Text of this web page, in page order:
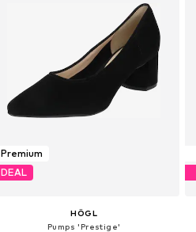
Premium
DEAL
HÖGL
Pumps 'Prestige'